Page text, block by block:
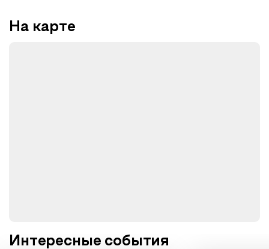
На карте
Интересные события